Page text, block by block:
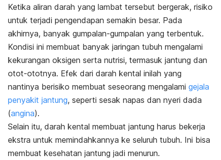
Ketika aliran darah yang lambat tersebut bergerak, risiko
untuk terjadi pengendapan semakin besar. Pada
akhirnya, banyak gumpalan-gumpalan yang terbentuk.
Kondisi ini membuat banyak jaringan tubuh mengalami
kekurangan oksigen serta nutrisi, termasuk jantung dan
otot-ototnya. Efek dari darah kental inilah yang
nantinya berisiko membuat seseorang mengalami gejala
penyakit jantung, seperti sesak napas dan nyeri dada
(angina).
Selain itu, darah kental membuat jantung harus bekerja
ekstra untuk memindahkannya ke seluruh tubuh. Ini bisa
membuat kesehatan jantung jadi menurun.